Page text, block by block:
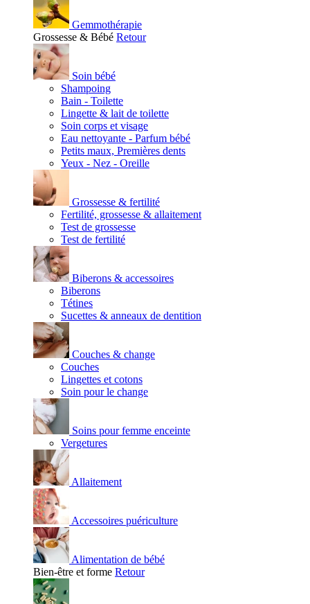
Gemmothérapie
Grossesse & Bébé Retour
Soin bébé
Shampoing
Bain - Toilette
Lingette & lait de toilette
Soin corps et visage
Eau nettoyante - Parfum bébé
Petits maux, Premières dents
Yeux - Nez - Oreille
Grossesse & fertilité
Fertilité, grossesse & allaitement
Test de grossesse
Test de fertilité
Biberons & accessoires
Biberons
Tétines
Sucettes & anneaux de dentition
Couches & change
Couches
Lingettes et cotons
Soin pour le change
Soins pour femme enceinte
Vergetures
Allaitement
Accessoires puériculture
Alimentation de bébé
Bien-être et forme Retour